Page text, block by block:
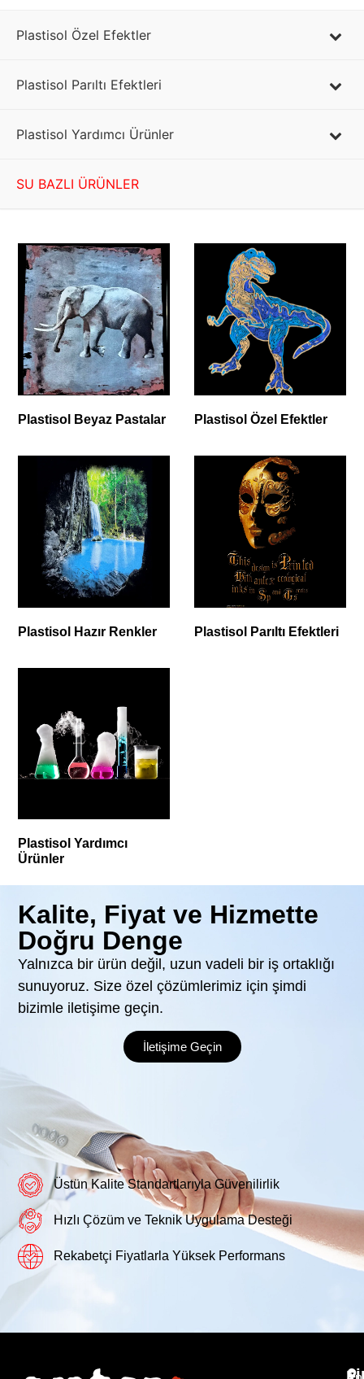
Plastisol Özel Efektler
Plastisol Parıltı Efektleri
Plastisol Yardımcı Ürünler
SU BAZLI ÜRÜNLER
Plastisol Beyaz Pastalar Plastisol Özel Efektler
Plastisol Hazır Renkler Plastisol Parıltı Efektleri
Plastisol Yardımcı
Ürünler
Kalite, Fiyat ve Hizmette
Doğru Denge
Yalnızca bir ürün değil, uzun vadeli bir iş ortaklığı
sunuyoruz. Size özel çözümlerimiz için şimdi
bizimle iletişime geçin.
İletişime Geçin
Üstün Kalite Standartlarıyla Güvenilirlik
Hızlı Çözüm ve Teknik Uygulama Desteği
Rekabetçi Fiyatlarla Yüksek Performans